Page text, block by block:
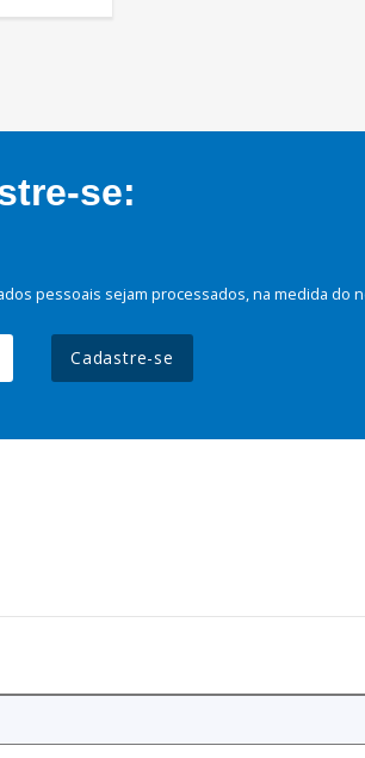
se:
pessoais sejam processados, na medida do
Cadastre-se